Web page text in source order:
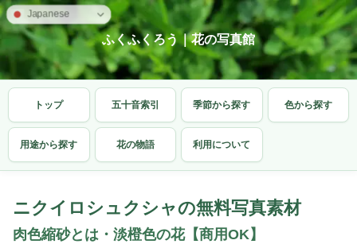
ふくふくろう｜花の写真館
トップ 五十音索引 季節から探す 色から探す
用途から探す 花の物語 利用について
ニクイロシュクシャの無料写真素材
肉色縮砂とは・淡橙色の花【商用OK】
Japanese